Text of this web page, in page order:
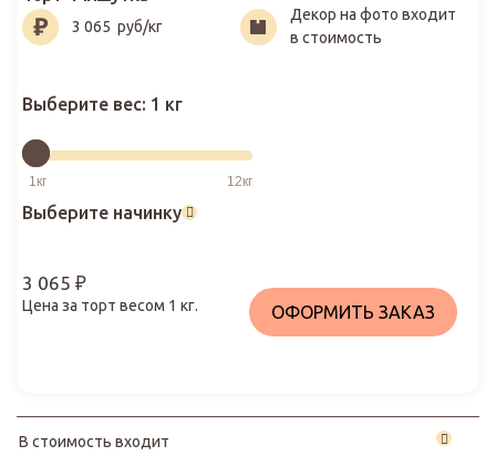
3 065₽
3 065 руб/кг
Декор на фото входит
в стоимость
Выберите вес: 1 кг
Выберите начинку
3 065 ₽
Цена за торт весом 1 кг. ОФОРМИТЬ ЗАКАЗ
В стоимость входит